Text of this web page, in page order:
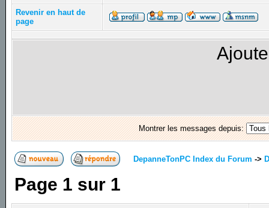
Revenir en haut de
page
Montrer les messages depuis:
DepanneTonPC Index du Forum ->
Page 1 sur 1